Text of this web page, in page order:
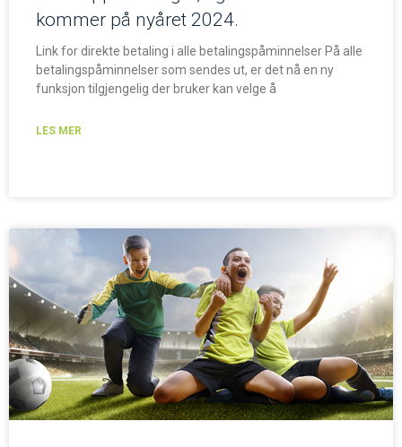
kommer på nyåret 2024.
Link for direkte betaling i alle betalingspåminnelser På alle
betalingspåminnelser som sendes ut, er det nå en ny
funksjon tilgjengelig der bruker kan velge å
LES MER